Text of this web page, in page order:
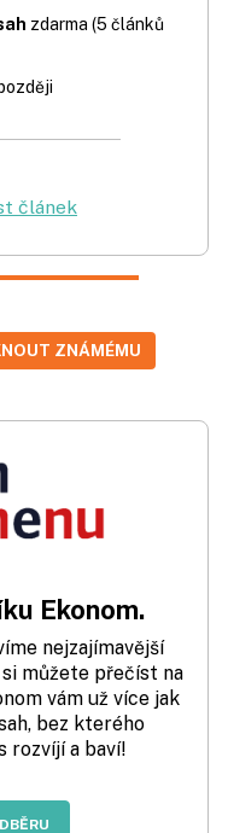
zdarma (5 článků
článek
ZNÁMÉMU
Ekonom.
nejzajímavější
můžete přečíst na
vám už více jak
bez kterého
rozvíjí a baví!